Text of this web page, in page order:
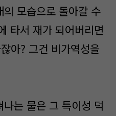
모습으로 돌아갈 수
타서 재가 되어버리면
아? 그건 비가역성을
는 물은 그 특이성 덕